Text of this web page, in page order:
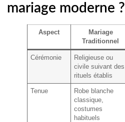
mariage moderne ?
Aspect
Mariage
Traditionnel
Cérémonie
Religieuse ou
civile suivant des
rituels établis
Tenue
Robe blanche
classique,
costumes
habituels